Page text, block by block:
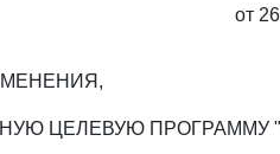
от
ЦЕЛЕВУЮ